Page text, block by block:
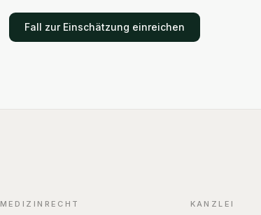
Fall zur Einschätzung einreichen
MEDIZINRECHT KANZLEI